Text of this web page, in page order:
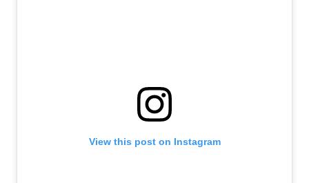
View this post on Instagram